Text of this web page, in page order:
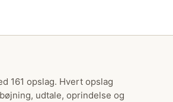
161 opslag. Hvert opslag
udtale, oprindelse og